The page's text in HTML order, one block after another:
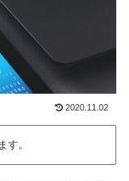
2020.11.02
す。